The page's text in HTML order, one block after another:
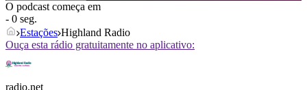
O podcast começa em
- 0 seg.
Estações Highland Radio
Ouça esta rádio gratuitamente no aplicativo:
radio.net